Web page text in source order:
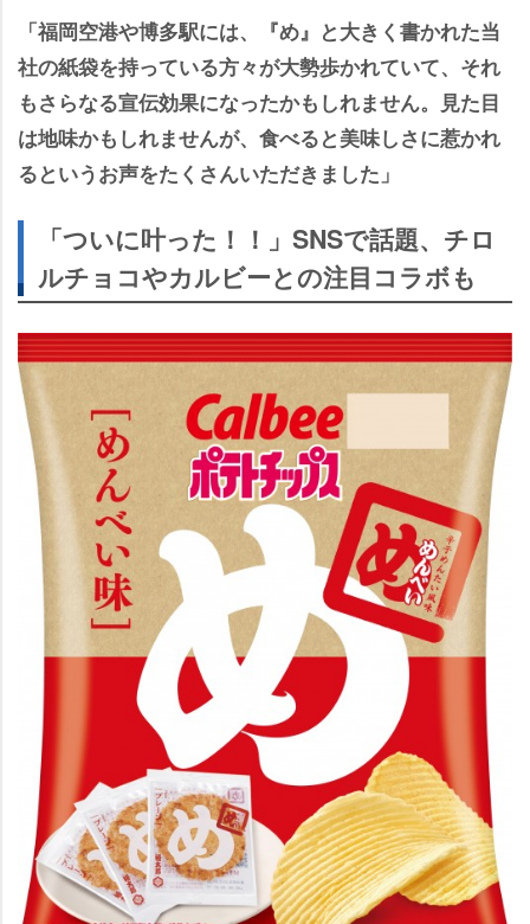
「福岡空港や博多駅には、『め』と大きく書かれた当
社の紙袋を持っている方々が大勢歩かれていて、それ
もさらなる宣伝効果になったかもしれません。見た目
は地味かもしれませんが、食べると美味しさに惹かれ
るというお声をたくさんいただきました」
「ついに叶った！！」SNSで話題、チロ
ルチョコやカルビーとの注目コラボも